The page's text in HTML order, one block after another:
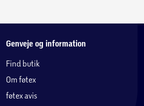
Genveje og information
Find butik
Om føtex
føtex avis